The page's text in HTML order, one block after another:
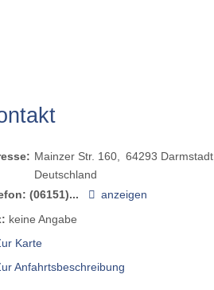
Mainzer Str. 160 64293 Darmstadt
Deutschland
(06151)...
anzeigen
keine Angabe
Karte
Anfahrtsbeschreibung